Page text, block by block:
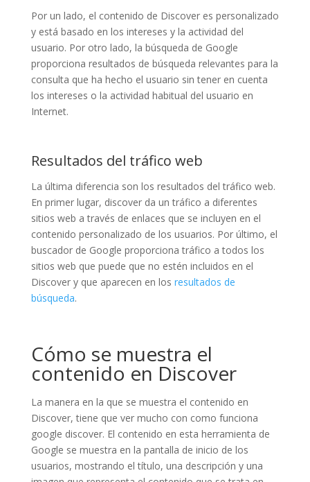
Por un lado, el contenido de Discover es personalizado
y está basado en los intereses y la actividad del
usuario. Por otro lado, la búsqueda de Google
proporciona resultados de búsqueda relevantes para la
consulta que ha hecho el usuario sin tener en cuenta
los intereses o la actividad habitual del usuario en
Internet.
Resultados del tráfico web
La última diferencia son los resultados del tráfico web.
En primer lugar, discover da un tráfico a diferentes
sitios web a través de enlaces que se incluyen en el
contenido personalizado de los usuarios. Por último, el
buscador de Google proporciona tráfico a todos los
sitios web que puede que no estén incluidos en el
Discover y que aparecen en los resultados de
búsqueda.
Cómo se muestra el
contenido en Discover
La manera en la que se muestra el contenido en
Discover, tiene que ver mucho con como funciona
google discover. El contenido en esta herramienta de
Google se muestra en la pantalla de inicio de los
usuarios, mostrando el título, una descripción y una